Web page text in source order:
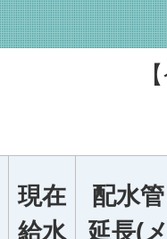
現在
給水
配水管
延長(